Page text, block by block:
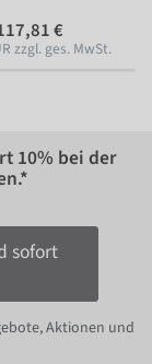
€
zzgl. ges. MwSt.
10% bei der
sofort
Aktionen und